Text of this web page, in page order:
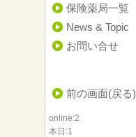
保険薬局一覧
News & Topic
お問い合せ
前の画面(戻る)
online:2
本日:1